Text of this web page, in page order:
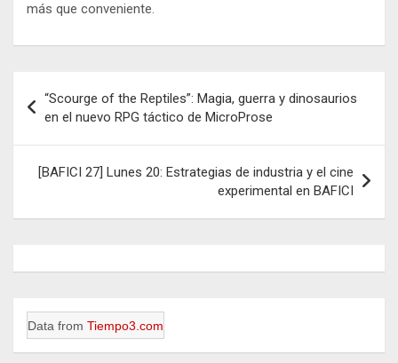
más que conveniente.
de
entradas
“Scourge of the Reptiles”: Magia, guerra y dinosaurios
en el nuevo RPG táctico de MicroProse
[BAFICI 27] Lunes 20: Estrategias de industria y el cine
experimental en BAFICI
Data from Tiempo3.com